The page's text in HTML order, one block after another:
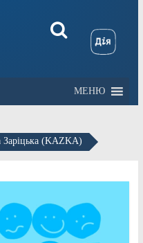
МЕНЮ
Заріцька (KAZKA)